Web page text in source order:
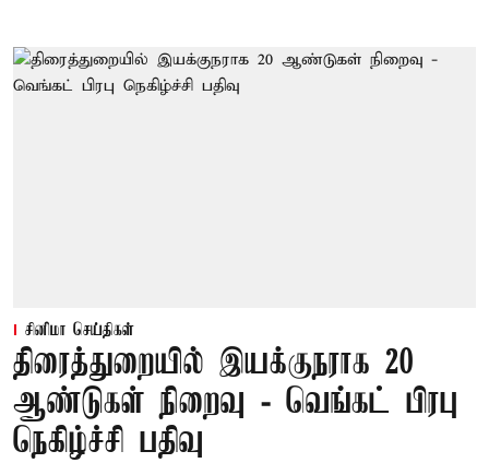
சினிமா செய்திகள்
திரைத்துறையில் இயக்குநராக 20
ஆண்டுகள் நிறைவு - வெங்கட் பிரபு
நெகிழ்ச்சி பதிவு